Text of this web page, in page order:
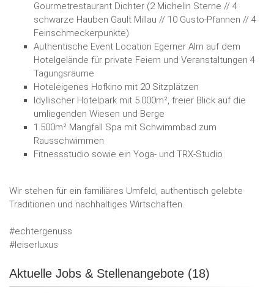
Gourmetrestaurant Dichter (2 Michelin Sterne // 4
schwarze Hauben Gault Millau // 10 Gusto-Pfannen // 4
Feinschmeckerpunkte)
Authentische Event Location Egerner Alm auf dem
Hotelgelände für private Feiern und Veranstaltungen 4
Tagungsräume
Hoteleigenes Hofkino mit 20 Sitzplätzen
Idyllischer Hotelpark mit 5.000m², freier Blick auf die
umliegenden Wiesen und Berge
1.500m² Mangfall Spa mit Schwimmbad zum
Rausschwimmen
Fitnessstudio sowie ein Yoga- und TRX-Studio
Wir stehen für ein familiäres Umfeld, authentisch gelebte
Traditionen und nachhaltiges Wirtschaften.
#echtergenuss
#leiserluxus
Aktuelle Jobs & Stellenangebote (18)